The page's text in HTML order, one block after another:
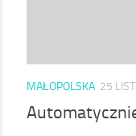
MAŁOPOLSKA 25